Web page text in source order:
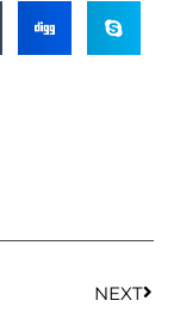
NEXT